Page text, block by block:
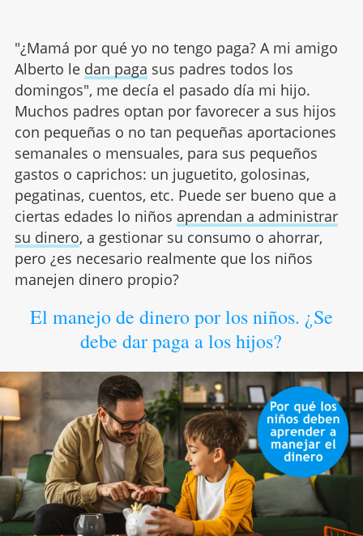
"¿Mamá por qué yo no tengo paga? A mi amigo
Alberto le dan paga sus padres todos los
domingos", me decía el pasado día mi hijo.
Muchos padres optan por favorecer a sus hijos
con pequeñas o no tan pequeñas aportaciones
semanales o mensuales, para sus pequeños
gastos o caprichos: un juguetito, golosinas,
pegatinas, cuentos, etc. Puede ser bueno que a
ciertas edades lo niños aprendan a administrar
su dinero, a gestionar su consumo o ahorrar,
pero ¿es necesario realmente que los niños
manejen dinero propio?
El manejo de dinero por los niños. ¿Se
debe dar paga a los hijos?